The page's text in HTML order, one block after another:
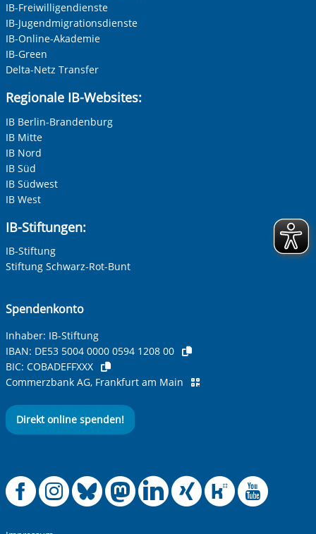
IB-Freiwilligendienste
IB-Jugendmigrationsdienste
IB-Online-Akademie
IB-Green
Delta-Netz Transfer
Regionale IB-Websites:
IB Berlin-Brandenburg
IB Mitte
IB Nord
IB Süd
IB Südwest
IB West
IB-Stiftungen:
IB-Stiftung
Stiftung Schwarz-Rot-Bunt
Spendenkonto
Inhaber: IB-Stiftung
IBAN: DE53 5004 0000 0594 1208 00
BIC: COBADEFFXXX
Commerzbank AG, Frankfurt am Main
Direkt online spenden!
Offizielle
Offizielle
Offizielle
Offizielle
Offizielle